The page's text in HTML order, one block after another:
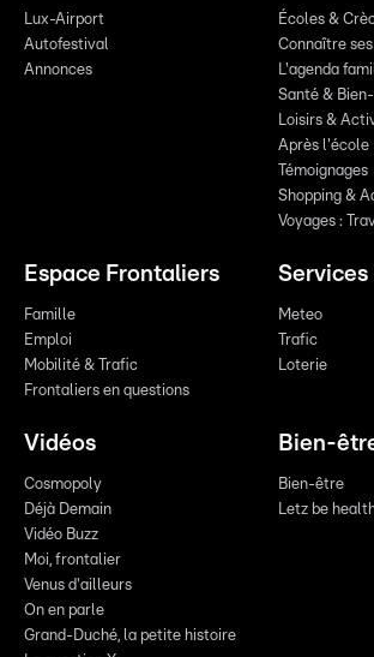
Lux-Airport
Autofestival
Annonces
Écoles &
Connaître
L'agenda
Santé &
Loisirs &
Après l'école
Témoignages
Shopping &
Voyages :
Espace Frontaliers
Famille
Emploi
Mobilité & Trafic
Frontaliers en questions
Services
Meteo
Trafic
Loterie
Vidéos
Cosmopoly
Déjà Demain
Vidéo Buzz
Moi, frontalier
Venus d'ailleurs
On en parle
Grand-Duché, la petite histoire
Bien-
Bien-être
Letz be